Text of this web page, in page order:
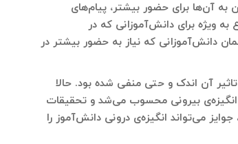
به آن‌ها برای حضور بیشتر، پیام‌های
ویژه برای دانش‌آموزانی که در
دانش‌آموزانی که نیاز به حضور بیشتر در
آن اندک و حتی منفی شده بود. حالا
بیرونی محسوب می‌شد و تحقیقات
می‌تواند انگیزه‌ی درونی دانش‌آموز را